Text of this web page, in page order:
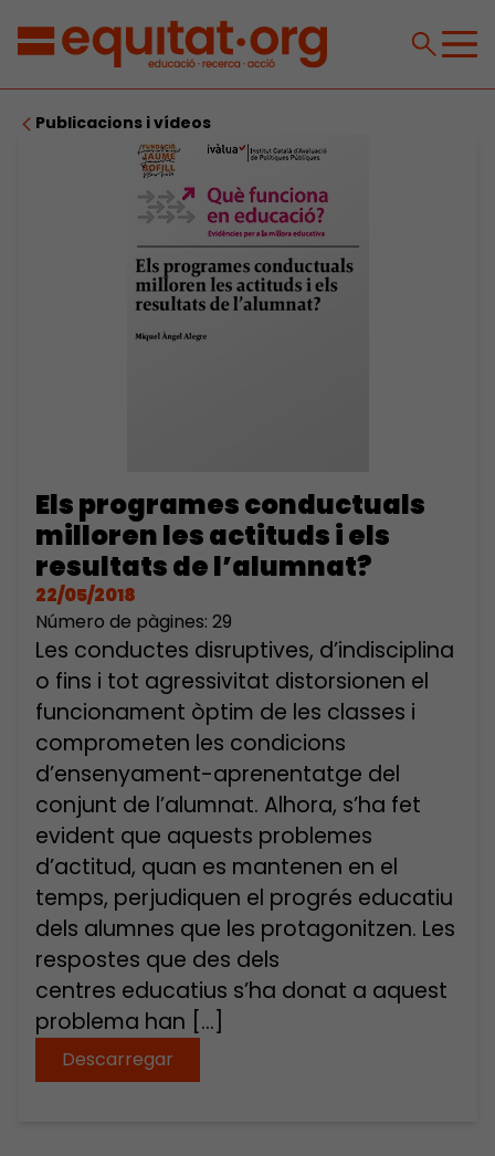
Publicacions i vídeos
Els programes conductuals
milloren les actituds i els
resultats de l’alumnat?
22/05/2018
Número de pàgines: 29
Les conductes disruptives, d’indisciplina
o fins i tot agressivitat distorsionen el
funcionament òptim de les classes i
comprometen les condicions
d’ensenyament-aprenentatge del
conjunt de l’alumnat. Alhora, s’ha fet
evident que aquests problemes
d’actitud, quan es mantenen en el
temps, perjudiquen el progrés educatiu
dels alumnes que les protagonitzen. Les
respostes que des dels
centres educatius s’ha donat a aquest
problema han […]
Descarregar